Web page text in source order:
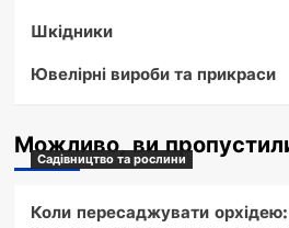
Шкідники
Ювелірні вироби та прикраси
Можливо, ви
Садівництво та рослини
Коли пересаджувати орхідею: